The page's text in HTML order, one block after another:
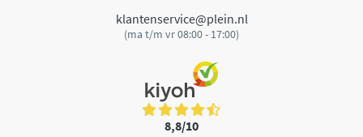
klantenservice@plein.nl
(ma t/m vr 08:00 - 17:00)
8,8/10